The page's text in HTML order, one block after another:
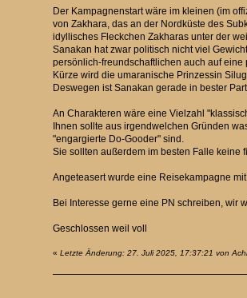
Der Kampagnenstart wäre im kleinen (im
von Zakhara, das an der Nordküste des
idyllisches Fleckchen Zakharas unter der
Sanakan hat zwar politisch nicht viel
persönlich-freundschaftlichen auch auf
Kürze wird die umaranische Prinzessin
Deswegen ist Sanakan gerade in bester
An Charakteren wäre eine Vielzahl
Ihnen sollte aus irgendwelchen Gründen
"engargierte Do-Gooder" sind.
Sie sollten außerdem im besten Falle keine
Angeteasert wurde eine Reisekampagne
Bei Interesse gerne eine PN schreiben, wir
Geschlossen weil voll
«Letzte Änderung: 27. Juli 2025, 17:37:21 von